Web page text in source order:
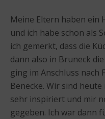
Meine Eltern haben ein
und ich habe schon als
ich gemerkt, dass die
dann also in Bruneck
ging im Anschluss nach
Benecke. Wir sind
sehr inspiriert und mir
gegeben. Ich war dann